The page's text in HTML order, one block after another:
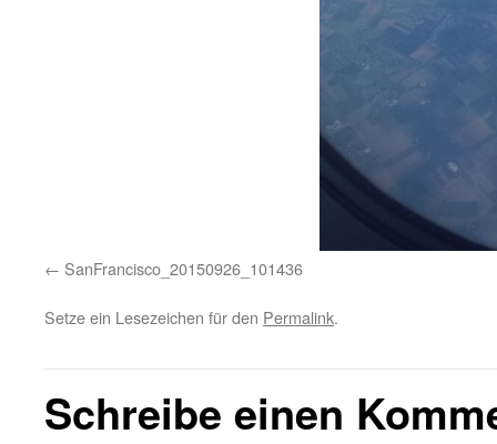
SanFrancisco_20150926_101436
Setze ein Lesezeichen für den Permalink.
Schreibe einen